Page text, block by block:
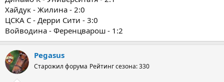
Хайдук - Жилина - 2:0
ЦСКА С - Дерри Сити - 3:0
Войводина - Ференцварош - 1:2
Pegasus
Старожил форума Рейтинг сезона: 330